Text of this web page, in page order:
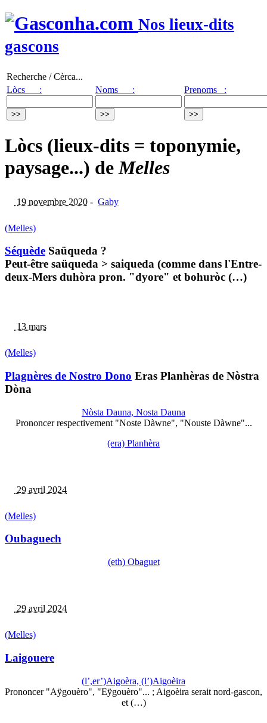
Nos lieux-dits
gascons
Recherche / Cèrca...
Lòcs :
Noms : Prenoms :
Lòcs (lieux-dits = toponymie,
paysage...) deMelles
19 novembre 2020 - Gaby
(Melles)
Séquède Saüqueda ?
Peut-être saüqueda > saiqueda (comme dans l'Entre-
deux-Mers duhòra pron. "dyore" et bohuròc (…)
13 mars
(Melles)
Plagnères de Nostro Dono Eras Planhèras de Nòstra
Dòna
Nòsta Dauna, Nosta Dauna
Prononcer respectivement "Noste Dàwne", "Nouste Dàwne"...
(era) Planhèra
29 avril 2024
(Melles)
Oubaguech
(eth) Obaguet
29 avril 2024
(Melles)
Laigouere
(l’,er’)Aigoèra, (l’)Aigoèira
Prononcer "Aÿgouèro", "Eÿgouèro"... ; Aigoèira serait nord-gascon,
et (…)